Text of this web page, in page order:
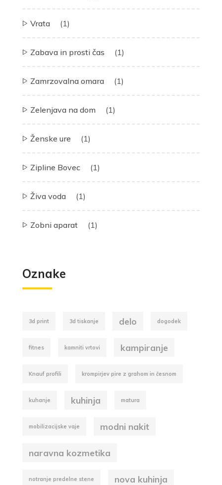
Vrata (1)
Zabava in prosti čas (1)
Zamrzovalna omara (1)
Zelenjava na dom (1)
Ženske ure (1)
Zipline Bovec (1)
Živa voda (1)
Zobni aparat (1)
Oznake
3d print 3d tiskanje delo dogodek
fitnes kamniti vrtovi kampiranje
Knauf profili krompirjev pire z grahom in česnom
kuhanje kuhinja matura
mobilizacijske vaje modni nakit
naravna kozmetika
notranje predelne stene nova kuhinja